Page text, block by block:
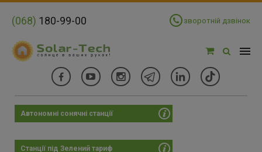
(068) 180-99-00 зворотній дзвінок
Фільтри
Ціна:
Автономні сонячні станції
Станції під Зелений тариф